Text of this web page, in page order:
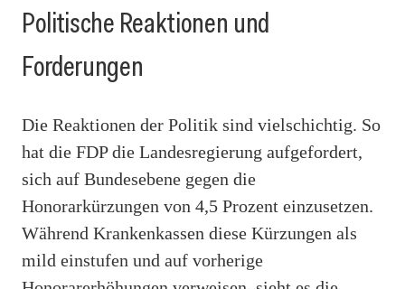
Politische Reaktionen und
Forderungen
Die Reaktionen der Politik sind vielschichtig. So
hat die FDP die Landesregierung aufgefordert,
sich auf Bundesebene gegen die
Honorarkürzungen von 4,5 Prozent einzusetzen.
Während Krankenkassen diese Kürzungen als
mild einstufen und auf vorherige